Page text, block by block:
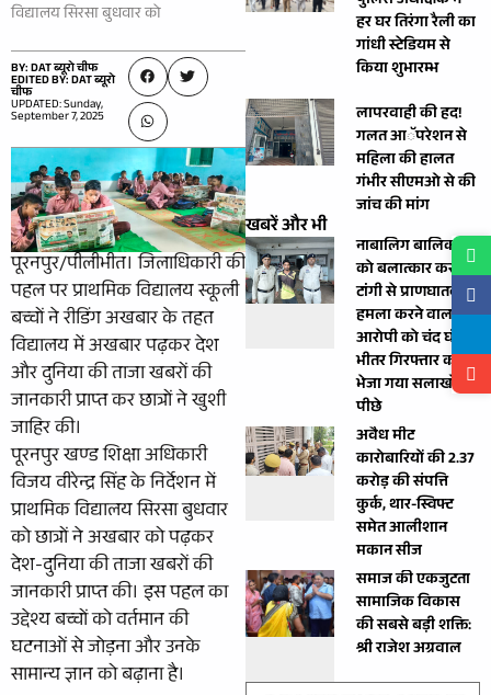
विद्यालय सिरसा बुधवार को
BY: DAT ब्यूरो चीफ
EDITED BY: DAT ब्यूरो
चीफ
UPDATED: Sunday,
September 7, 2025
पूरनपुर/पीलीभीत। जिलाधिकारी की
पहल पर प्राथमिक विद्यालय स्कूली
बच्चों ने रीडिंग अखबार के तहत
विद्यालय में अखबार पढ़कर देश
और दुनिया की ताजा खबरों की
जानकारी प्राप्त कर छात्रों ने खुशी
जाहिर की।
पूरनपुर खण्ड शिक्षा अधिकारी
विजय वीरेन्द्र सिंह के निर्देशन में
प्राथमिक विद्यालय सिरसा बुधवार
को छात्रों ने अखबार को पढ़कर
देश-दुनिया की ताजा खबरों की
जानकारी प्राप्त की। इस पहल का
उद्देश्य बच्चों को वर्तमान की
घटनाओं से जोड़ना और उनके
सामान्य ज्ञान को बढ़ाना है।
हर घर तिरंगा रैली का
गांधी स्टेडियम से
किया शुभारम्भ
लापरवाही की हद!
गलत आॅपरेशन से
महिला की हालत
गंभीर सीएमओ से की
जांच की मांग
खबरें और भी
नाबालिग बालिका
को बलात्कार कर
टांगी से प्राणघातक
हमला करने वाला
आरोपी को चंद घंटे के
भीतर गिरफ्तार कर
भेजा गया सलाखों के
पीछे
अवैध मीट
कारोबारियों की 2.37
करोड़ की संपत्ति
कुर्क, थार-स्विफ्ट
समेत आलीशान
मकान सीज
समाज की एकजुटता
सामाजिक विकास
की सबसे बड़ी शक्ति:
श्री राजेश अग्रवाल